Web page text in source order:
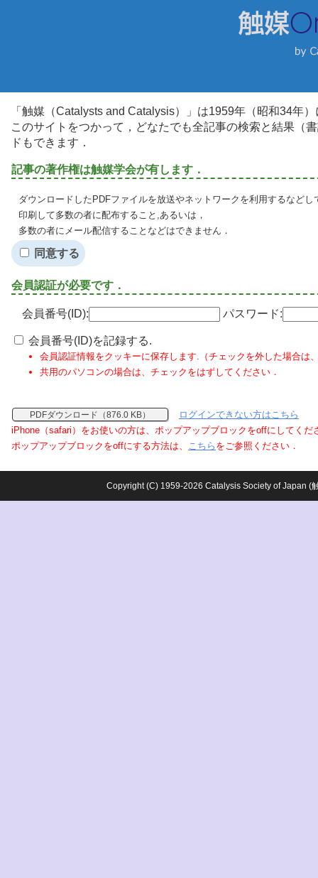
「触媒（Catalysts and Catalysis）」は1959年（昭和34年
このサイトをつかって，どなたでも全記事の検索と結果（
ドもできます．
記事の著作権は触媒学会が有します．
ダウンロードしたPDFファイルを放送やネットワークを利用するなど
印刷して多数の者に配布すること,あるいは，
多数の者にメール配信することなどはできません．
同意する
会員認証が必要です．
会員番号(ID): パスワード:
会員番号(ID)を記録する.
会員認証情報をクッキーに保存します.（チェックを外した場合は
共用のパソコンの場合は、チェックをはずしてください．
PDFダウンロード（876.0 KB）
ログインできない方はこちら
iPhone（safari）をお使いの方は、ポップアップブロックをoffにしてくだ
ポップアップブロックをoffにする方法は、 こちら をご参照ください．
Copyright (C) 1959-2026 Catalysis Society of Japan (